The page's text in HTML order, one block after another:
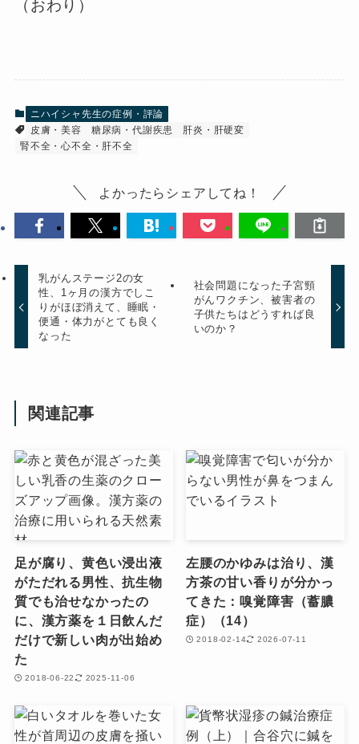
（おわり）
ニハイシャ先生の症例・評論
皮膚・美容
糖尿病・代謝疾患
肝炎・肝硬変
腎不全・心不全・肝不全
よかったらシェアしてね！
乳がんステージ2の女
性、1ヶ月の漢方でしこ
りがほぼ消えて、睡眠・
便通・体力がとても良く
なった
社会問題になった子宮頸
がんワクチン、被害者の
子供たちはどうすれば良
いのか？
関連記事
足が腐り、黄色い浸出液
がただれる男性、抗生物
質でも治せなかったの
に、漢方薬を１日飲んだ
だけで新しい肉が出始め
た
2018-06-22 2025-11-06
左腰のかゆみは治り、漢
方茶の甘い香りが分かっ
てきた：嗅覚障害（蓄膿
症）（14）
2018-02-14 2026-07-11